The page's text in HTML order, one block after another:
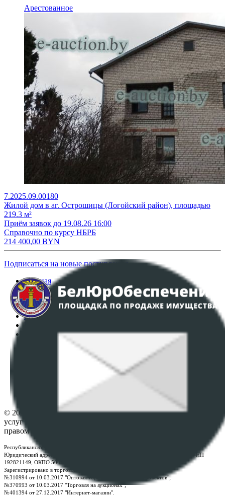
Арестованное
7.2025.09.00180
Жилой дом в аг. Острошицы (Логойский район), площадью
219.3 м²
Приём заявок до 19.08.26 16:00
Справочно по курсу НБРБ
214 400,00 BYN
Подписаться на новые поступления
Главная
Аукционы
Интернет-магазин
Регламент организации и проведения торгов
Политика в отношении обработки персональных
ПОЛОЖЕНИЕ О ПОЛИТИКЕ ОБРАБОТКИ COOKIE-
Настройки cookie-файлов
© 2026 Республиканское унитарное предприятие по оказанию
услуг "БелЮрОбеспечение" - Все права защищены авторским
правом
Республиканское унитарное предприятие по оказанию услуг "БелЮрОбеспечение"
Юридический адрес: г. Минск, пр-т. Дзержинского, 1Б, e-mail:
, УНП
192821149, ОКПО 500111895000
Зарегистрировано в торговом реестре Республики Беларусь:
№310994 от 10.03.2017 "Оптовая торговля без торговых объектов";
№370993 от 10.03.2017 "Торговля на аукционах";
№401394 от 27.12.2017 "Интернет-магазин".